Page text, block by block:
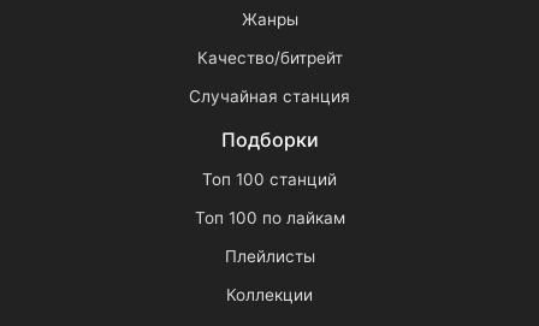
Жанры
Качество/битрейт
Случайная станция
Подборки
Топ 100 станций
Топ 100 по лайкам
Плейлисты
Коллекции